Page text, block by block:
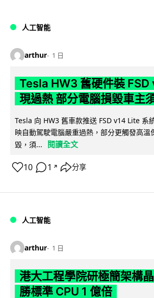
人工智能
arthur 1 日
Tesla HW3 舊硬件裝 FSD
現過熱 部分電腦損毀車主
Tesla 向 HW3 舊車款推送 FSD v14 Lite 系
映自動駕駛電腦嚴重過熱，部分更觸發高溫
毀，須...
閱讀全文
10 1 ↗ 分享
人工智能
arthur 1 日
港大工程學院研極簡架構
勝標準 CPU 1 億倍